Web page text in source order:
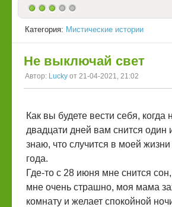
Категория: Мистические истории
Не выключай свет
Автор: Lucky от 21-04-2021, 21:02
Как вы будете вести себя, когда
двадцати дней вам снится один
знаю, что случится в моей
года.
Где-то с 28 июня мне снится
мне очень страшно, моя мама
комнату и желает спокойной